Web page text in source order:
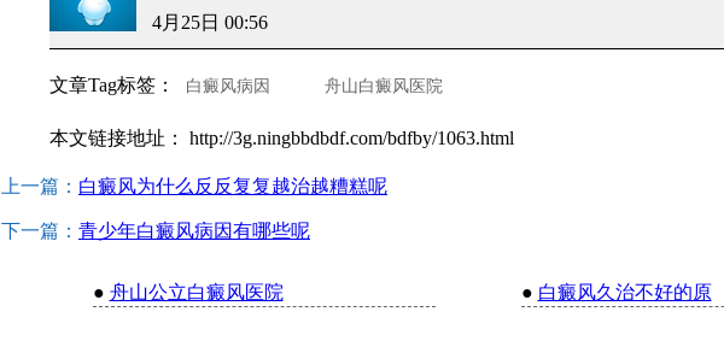
4月25日 00:56
文章Tag标签： 白癜风病因 舟山白癜风医院
本文链接地址： http://3g.ningbbdbdf.com/bdfby/1063.html
上一篇： 白癜风为什么反反复复越治越糟糕呢
下一篇： 青少年白癜风病因有哪些呢
● 舟山公立白癜风医院 ● 白癜风久治不好的原